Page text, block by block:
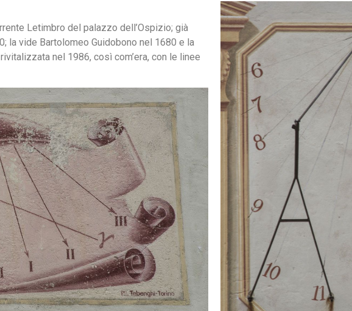
Letimbro del palazzo dell’Ospizio; già
la vide Bartolomeo Guidobono nel 1680 e la
nel 1986, così com’era, con le linee